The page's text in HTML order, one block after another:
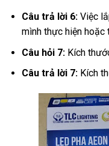
Câu trả lời 6:Việc
mình thực hiện
Câu hỏi 7:Kích
Câu trả lời 7:Kích